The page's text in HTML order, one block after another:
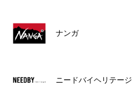
ナンガ
ニードバイヘリテージ